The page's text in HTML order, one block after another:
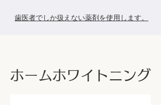
歯医者でしか扱えない薬剤を使用します。
ホームホワイトニング